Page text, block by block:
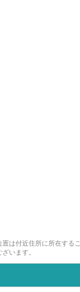
は付近住所に所在する
います。